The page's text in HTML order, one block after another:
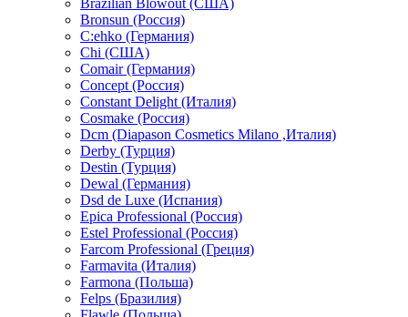
Brazilian Blowout (США)
Bronsun (Россия)
C:ehko (Германия)
Chi (США)
Comair (Германия)
Concept (Россия)
Constant Delight (Италия)
Cosmake (Россия)
Dcm (Diapason Cosmetics Milano ,Италия)
Derby (Турция)
Destin (Турция)
Dewal (Германия)
Dsd de Luxe (Испания)
Epica Professional (Россия)
Estel Professional (Россия)
Farcom Professional (Греция)
Farmavita (Италия)
Farmona (Польша)
Felps (Бразилия)